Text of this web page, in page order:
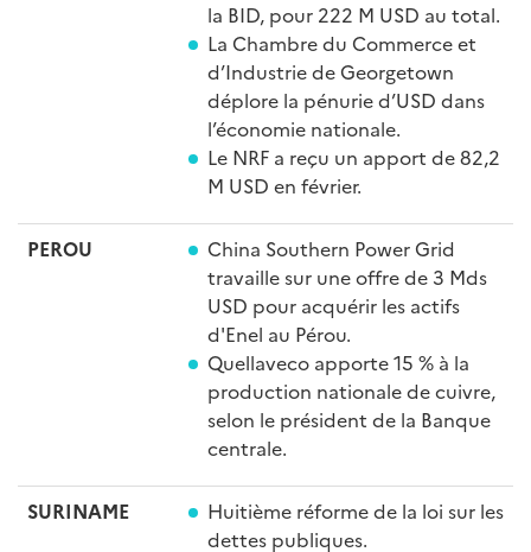
la BID, pour 222 M USD au total.
La Chambre du Commerce et
d’Industrie de Georgetown
déplore la pénurie d’USD dans
l’économie nationale.
Le NRF a reçu un apport de 82,2
M USD en février.
PEROU
China Southern Power Grid
travaille sur une offre de 3 Mds
USD pour acquérir les actifs
d'Enel au Pérou.
Quellaveco apporte 15 % à la
production nationale de cuivre,
selon le président de la Banque
centrale.
SURINAME
Huitième réforme de la loi sur les
dettes publiques.